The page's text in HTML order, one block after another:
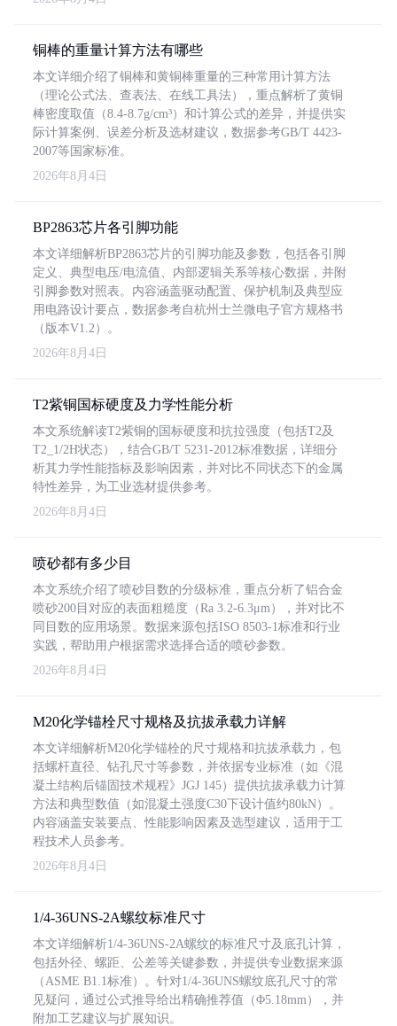
铜棒的重量计算方法有哪些
本文详细介绍了铜棒和黄铜棒重量的三种常用计算方法
（理论公式法、查表法、在线工具法），重点解析了黄铜
棒密度取值（8.4-8.7g/cm³）和计算公式的差异，并提供实
际计算案例、误差分析及选材建议，数据参考GB/T 4423-
2007等国家标准。
2026年8月4日
BP2863芯片各引脚功能
本文详细解析BP2863芯片的引脚功能及参数，包括各引脚
定义、典型电压/电流值、内部逻辑关系等核心数据，并附
引脚参数对照表。内容涵盖驱动配置、保护机制及典型应
用电路设计要点，数据参考自杭州士兰微电子官方规格书
（版本V1.2）。
2026年8月4日
T2紫铜国标硬度及力学性能分析
本文系统解读T2紫铜的国标硬度和抗拉强度（包括T2及
T2_1/2H状态），结合GB/T 5231-2012标准数据，详细分
析其力学性能指标及影响因素，并对比不同状态下的金属
特性差异，为工业选材提供参考。
2026年8月4日
喷砂都有多少目
本文系统介绍了喷砂目数的分级标准，重点分析了铝合金
喷砂200目对应的表面粗糙度（Ra 3.2-6.3μm），并对比不
同目数的应用场景。数据来源包括ISO 8503-1标准和行业
实践，帮助用户根据需求选择合适的喷砂参数。
2026年8月4日
M20化学锚栓尺寸规格及抗拔承载力详解
本文详细解析M20化学锚栓的尺寸规格和抗拔承载力，包
括螺杆直径、钻孔尺寸等参数，并依据专业标准（如《混
凝土结构后锚固技术规程》JGJ 145）提供抗拔承载力计算
方法和典型数值（如混凝土强度C30下设计值约80kN）。
内容涵盖安装要点、性能影响因素及选型建议，适用于工
程技术人员参考。
2026年8月4日
1/4-36UNS-2A螺纹标准尺寸
本文详细解析1/4-36UNS-2A螺纹的标准尺寸及底孔计算，
包括外径、螺距、公差等关键参数，并提供专业数据来源
（ASME B1.1标准）。针对1/4-36UNS螺纹底孔尺寸的常
见疑问，通过公式推导给出精确推荐值（Φ5.18mm），并
附加工艺建议与扩展知识。